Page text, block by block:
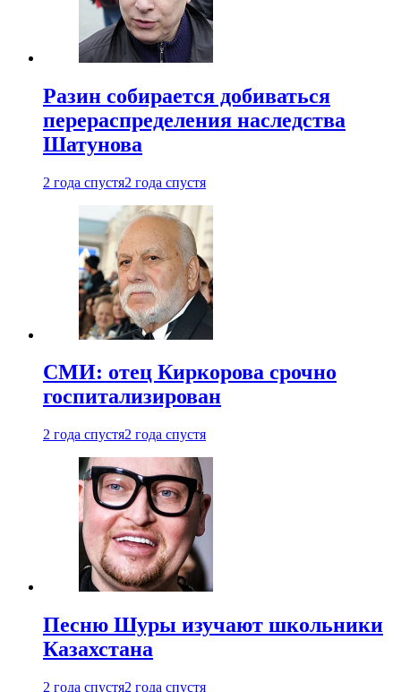
Разин собирается добиваться
перераспределения наследства
Шатунова
2 года спустя2 года спустя
СМИ: отец Киркорова срочно
госпитализирован
2 года спустя2 года спустя
Песню Шуры изучают школьники
Казахстана
2 года спустя2 года спустя